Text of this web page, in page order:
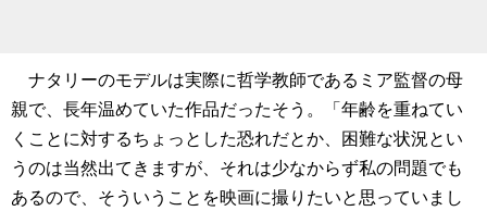
ナタリーのモデルは実際に哲学教師であるミア監督の母
親で、長年温めていた作品だったそう。「年齢を重ねてい
くことに対するちょっとした恐れだとか、困難な状況とい
うのは当然出てきますが、それは少なからず私の問題でも
あるので、そういうことを映画に撮りたいと思っていまし